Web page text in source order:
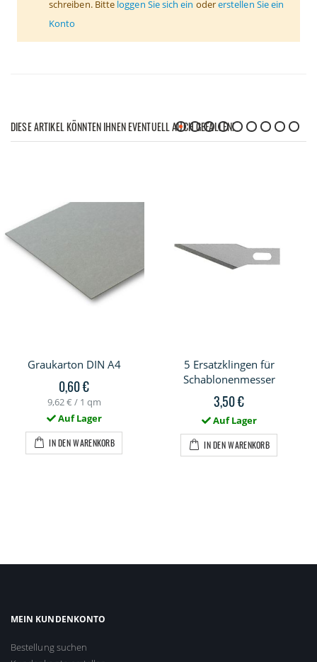
schreiben. Bitte loggen Sie sich ein odererstellen Sie ein
Konto
DIESE ARTIKEL KÖNNTEN IHNEN EVENTUELL AUCH GEFALLEN!
Graukarton DIN A4
0,60 €
9,62 € / 1 qm
Auf Lager
IN DEN WARENKORB
5 Ersatzklingen für
Schablonenmesser
3,50 €
Auf Lager
IN DEN WARENKORB
MEIN KUNDENKONTO
Bestellung suchen